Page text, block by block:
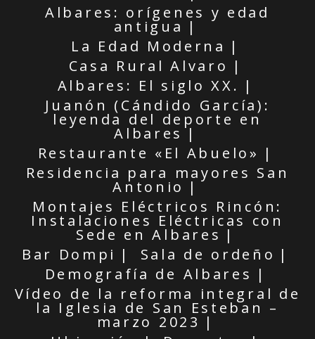
Albares: orígenes y edad
antigua
La Edad Moderna
Casa Rural Alvaro
Albares: El siglo XX.
Juanón (Cándido García):
leyenda del deporte en
Albares
Restaurante «El Abuelo»
Residencia para mayores San
Antonio
Montajes Eléctricos Rincón:
Instalaciones Eléctricas con
Sede en Albares
Bar Dompi
Sala de ordeño
Demografía de Albares
Vídeo de la reforma integral de
la Iglesia de San Esteban –
marzo 2023